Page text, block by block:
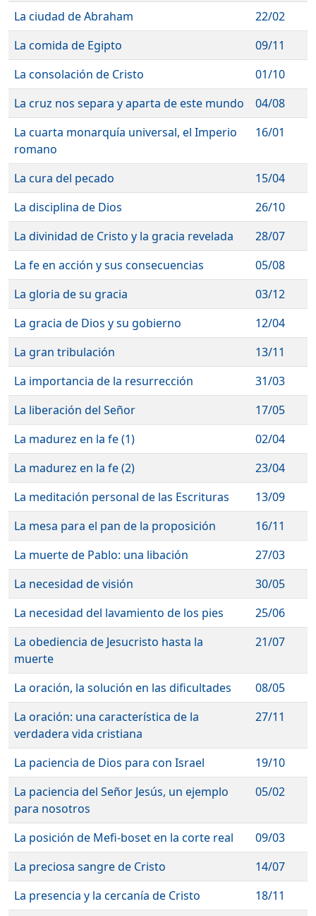
La ciudad de Abraham
22/02
La comida de Egipto
09/11
La consolación de Cristo
01/10
La cruz nos separa y aparta de este mundo
04/08
La cuarta monarquía universal, el Imperio
romano
16/01
La cura del pecado
15/04
La disciplina de Dios
26/10
La divinidad de Cristo y la gracia revelada
28/07
La fe en acción y sus consecuencias
05/08
La gloria de su gracia
03/12
La gracia de Dios y su gobierno
12/04
La gran tribulación
13/11
La importancia de la resurrección
31/03
La liberación del Señor
17/05
La madurez en la fe (1)
02/04
La madurez en la fe (2)
23/04
La meditación personal de las Escrituras
13/09
La mesa para el pan de la proposición
16/11
La muerte de Pablo: una libación
27/03
La necesidad de visión
30/05
La necesidad del lavamiento de los pies
25/06
La obediencia de Jesucristo hasta la
muerte
21/07
La oración, la solución en las dificultades
08/05
La oración: una característica de la
verdadera vida cristiana
27/11
La paciencia de Dios para con Israel
19/10
La paciencia del Señor Jesús, un ejemplo
para nosotros
05/02
La posición de Mefi-boset en la corte real
09/03
La preciosa sangre de Cristo
14/07
La presencia y la cercanía de Cristo
18/11